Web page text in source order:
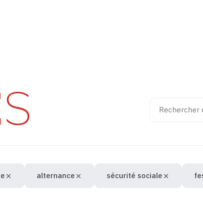
Recherche
alternance sécurité sociale